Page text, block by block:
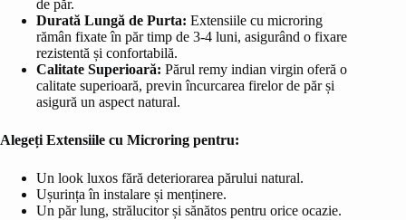
de păr.
Durată Lungă de Purta: Extensiile cu microring
rămân fixate în păr timp de 3-4 luni, asigurând o fixare
rezistentă și confortabilă.
Calitate Superioară: Părul remy indian virgin oferă o
calitate superioară, previn încurcarea firelor de păr și
asigură un aspect natural.
Alegeți Extensiile cu Microring pentru:
Un look luxos fără deteriorarea părului natural.
Ușurința în instalare și menținere.
Un păr lung, strălucitor și sănătos pentru orice ocazie.